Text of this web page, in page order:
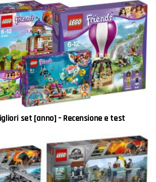
set [anno] – Recensione e test